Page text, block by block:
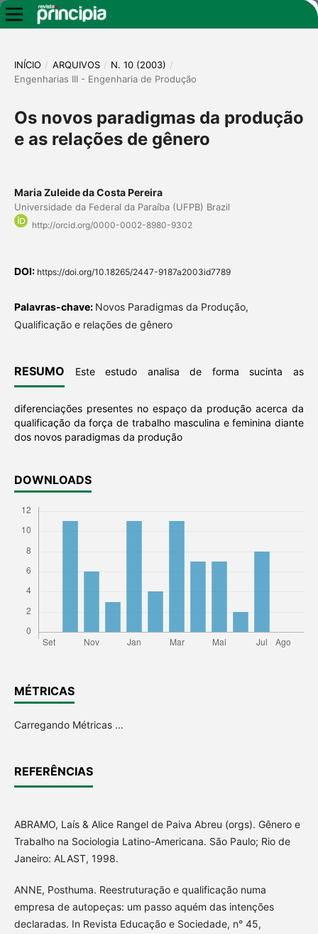
INÍCIO / ARQUIVOS / N. 10 (2003) /
Engenharias III - Engenharia de Produção
Os novos paradigmas da produção
e as relações de gênero
Maria Zuleide da Costa Pereira
Universidade da Federal da Paraíba (UFPB) Brazil
http://orcid.org/0000-0002-8980-9302
DOI: https://doi.org/10.18265/2447-9187a2003id7789
Palavras-chave: Novos Paradigmas da Produção,
Qualificação e relações de gênero
RESUMO Este estudo analisa de forma sucinta as
diferenciações presentes no espaço da produção acerca da
qualificação da força de trabalho masculina e feminina diante
dos novos paradigmas da produção
DOWNLOADS
MÉTRICAS
Carregando Métricas ...
REFERÊNCIAS
ABRAMO, Laís & Alice Rangel de Paiva Abreu (orgs). Gênero e
Trabalho na Sociologia Latino-Americana. São Paulo; Rio de
Janeiro: ALAST, 1998.
ANNE, Posthuma. Reestruturação e qualificação numa
empresa de autopeças: um passo aquém das intenções
declaradas. In Revista Educação e Sociedade, n° 45,